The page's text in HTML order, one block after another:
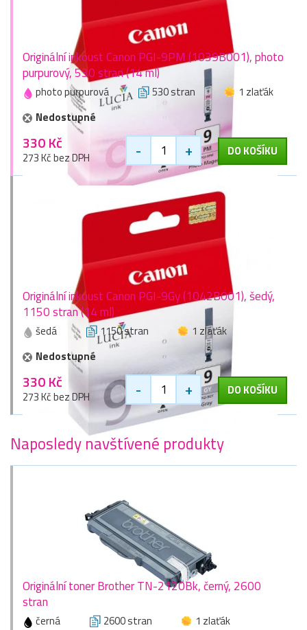
Originální inkoust Canon PGI-9PM (1039B001), photo
purpurový, 530 stran (14 ml)
photo purpurová 530 stran
1 zlaťák
Nedostupné
330 Kč
273 Kč bez DPH - + DO KOŠÍKU
Originální inkoust Canon PGI-9Gy (1042B001), šedý,
1150 stran (14 ml)
šedá 1150 stran
1 zlaťák
Nedostupné
330 Kč
273 Kč bez DPH - + DO KOŠÍKU
Naposledy navštívené produkty
Originální toner Brother TN-2120Bk, černý, 2600
stran
černá 2600 stran
1 zlaťák